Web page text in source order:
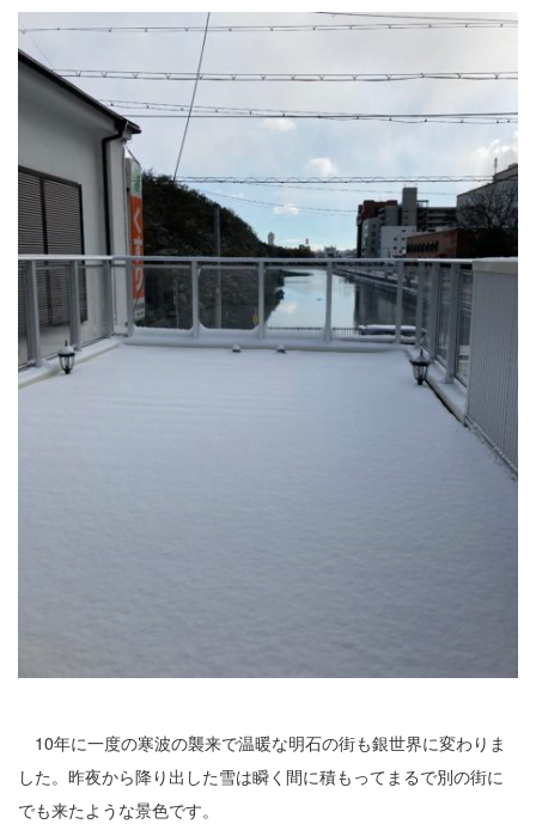
10年に一度の寒波の襲来で温暖な明石の街も銀世界に変わりま
した。昨夜から降り出した雪は瞬く間に積もってまるで別の街に
でも来たような景色です。
2026.4.14
するような中、この時期としては記録的…
2026.2.27
3月の声が聞こえるとすっかり春らしくな
り、明石公園の梅の花も満開で、寒い冬がよう
やく終わりを迎えて穏やかな日が訪れるよ…
2025.12.28
今年もあと数日になりましたね。歳を重ねると一年が過ぎるのが
本当に早く感じますが、忙しい日々が本当に有り難く思います。
分刻…
日
5
6